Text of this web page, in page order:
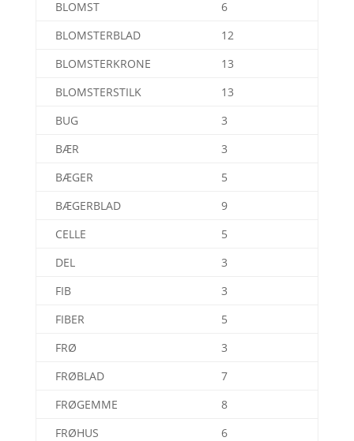
BLOMST
6
BLOMSTERBLAD
12
BLOMSTERKRONE
13
BLOMSTERSTILK
13
BUG
3
BÆR
3
BÆGER
5
BÆGERBLAD
9
CELLE
5
DEL
3
FIB
3
FIBER
5
FRØ
3
FRØBLAD
7
FRØGEMME
8
FRØHUS
6